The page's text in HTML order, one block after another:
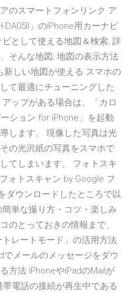
のスマートフォンリンク ア
DA05II」のiPhone用カーナビ
として使える地図＆検索; 詳
そんな地図; 地図の表示方法
新しい地図が使える スマホの
て最適にチューニングした
ップがある場合は、「カロ
ション for iPhone」を起動
します。 現像した写真は光
の光沢紙の写真をスマホで
てしまいます。 フォトスキ
ォトスキャン by Google フ
ダウンロードしたところで以
単な撮り方・コツ・楽しみ
のとっておきの情報まで、
レートモード」の活用方法.
でメールのメッセージをダウ
方法 iPhoneやiPadのMailが
電話の接続が再生中である